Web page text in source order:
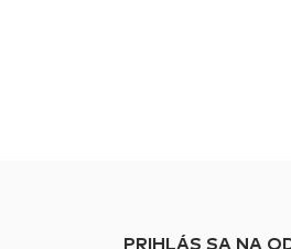
PRIHLÁS SA NA